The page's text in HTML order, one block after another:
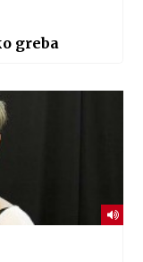
greba